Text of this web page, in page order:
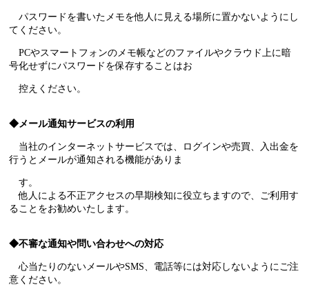
パスワードを書いたメモを他人に見える場所に置かないようにし
てください。
PCやスマートフォンのメモ帳などのファイルやクラウド上に暗
号化せずにパスワードを保存することはお
控えください。
◆メール通知サービスの利用
当社のインターネットサービスでは、ログインや売買、入出金を
行うとメールが通知される機能がありま
す。
他人による不正アクセスの早期検知に役立ちますので、ご利用す
ることをお勧めいたします。
◆不審な通知や問い合わせへの対応
心当たりのないメールやSMS、電話等には対応しないようにご注
意ください。